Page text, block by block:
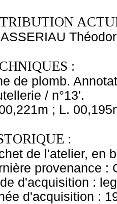
:
de plomb.
/ n°13'.
; L.
:
de l'atelier, en
provenance :
d'acquisition :
d'acquisition :